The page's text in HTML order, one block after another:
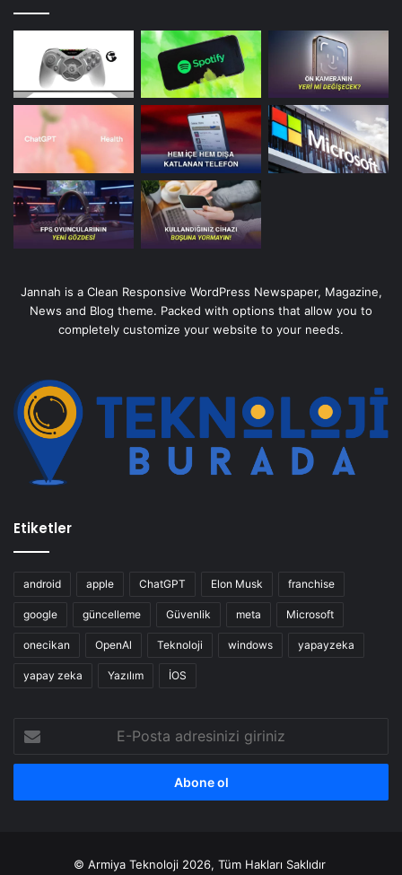
Jannah is a Clean Responsive WordPress Newspaper, Magazine,
News and Blog theme. Packed with options that allow you to
completely customize your website to your needs.
Etiketler
android apple ChatGPT Elon Musk franchise
google güncelleme Güvenlik meta Microsoft
onecikan OpenAl Teknoloji windows yapayzeka
yapay zeka Yazılım İOS
Posta
adresinizi
© Armiya Teknoloji 2026, Tüm Hakları Saklıdır